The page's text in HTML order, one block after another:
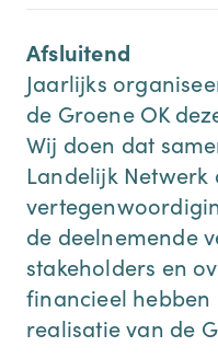
Afsluitend
Jaarlijks
de Groene OK
Wij doen dat
Landelijk Netwerk
de deelnemende
stakeholders en
financieel hebben
realisatie van de